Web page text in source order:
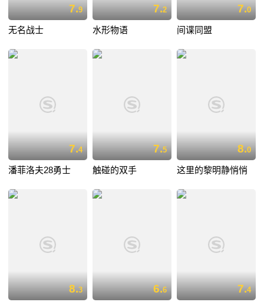
7.9
无名战士
7.2
水形物语
7.0
间谍同盟
7.4
潘菲洛夫28勇士
7.5
触碰的双手
8.0
这里的黎明静悄悄
8.3 6.6 7.4